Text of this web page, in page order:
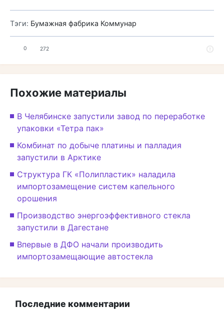
Тэги: Бумажная фабрика Коммунар
0 272
Похожие материалы
В Челябинске запустили завод по переработке
упаковки «Тетра пак»
Комбинат по добыче платины и палладия
запустили в Арктике
Структура ГК «Полипластик» наладила
импортозамещение систем капельного
орошения
Производство энергоэффективного стекла
запустили в Дагестане
Впервые в ДФО начали производить
импортозамещающие автостекла
Последние комментарии